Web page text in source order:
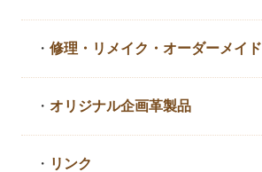
・修理・リメイク・ オーダーメイド
・ オリジナル企画革製品
・ リンク